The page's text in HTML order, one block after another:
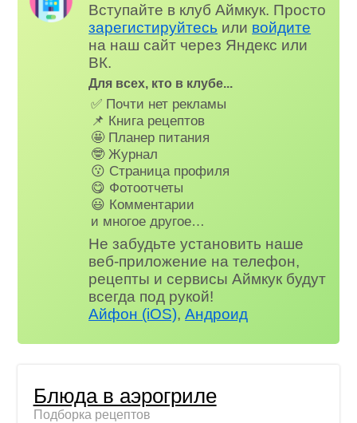
Вступайте в клуб Аймкук. Просто
зарегистируйтесь или войдите
на наш сайт через Яндекс или
ВК.
Для всех, кто в клубе...
✅ Почти нет рекламы
📌 Книга рецептов
🤩 Планер питания
🤓 Журнал
😗 Страница профиля
😋 Фотоотчеты
😃 Комментарии
и многое другое…
Не забудьте установить наше
веб-приложение на телефон,
рецепты и сервисы Аймкук будут
всегда под рукой!
Айфон (iOS),Андроид
Блюда в аэрогриле
Подборка рецептов